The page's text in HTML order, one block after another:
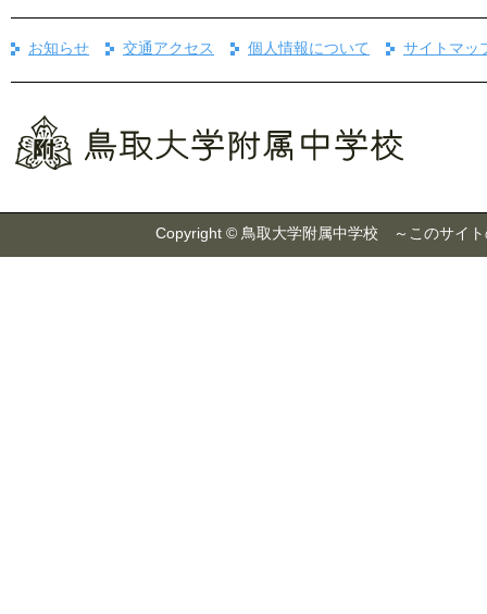
お知らせ 交通アクセス 個人情報について サイトマッ
Copyright © 鳥取大学附属中学校 ～このサイト